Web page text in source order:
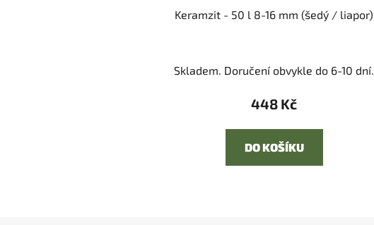
Keramzit - 50 l 8-16 mm (šedý / liapor)
Skladem. Doručení obvykle do 6-10 dní.
448 Kč
DO KOŠÍKU